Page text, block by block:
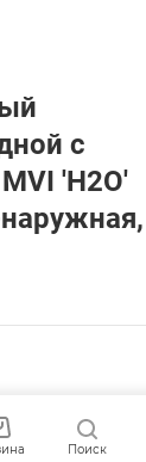
с
'H2O'
Поиск